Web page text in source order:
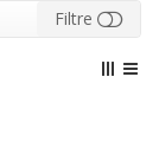
Filtre